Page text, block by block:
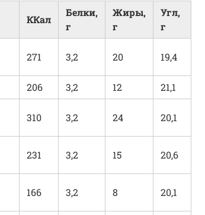
ККал
Белки,
г
Жиры,
г
Угл,
г
271 3,2 20 19,4
206 3,2 12
21,1
310 3,2 24 20,1
231 3,2 15 20,6
166 3,2 8 20,1